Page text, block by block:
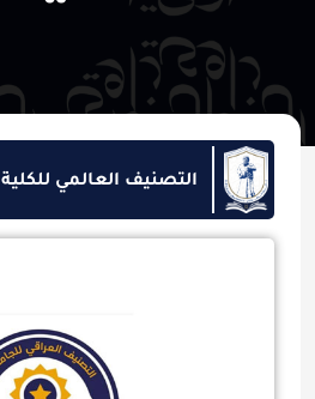
التصنيف العالمي للكلية